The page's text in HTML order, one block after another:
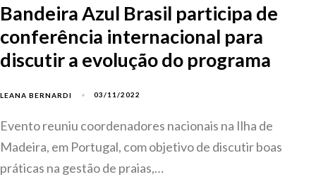
Bandeira Azul Brasil participa de
conferência internacional para
discutir a evolução do programa
LEANA BERNARDI 03/11/2022
Evento reuniu coordenadores nacionais na Ilha de
Madeira, em Portugal, com objetivo de discutir boas
práticas na gestão de praias,…